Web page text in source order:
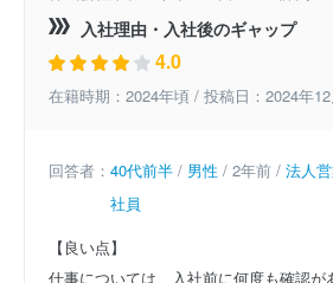
入社理由・入社後のギャップ
4.0
在籍時期：2024年頃 / 投稿日：2024年12
回答者： 40代前半 / 男性 / 2年前 / 法人
社員
【良い点】
仕事については、入社前に何度も確認が